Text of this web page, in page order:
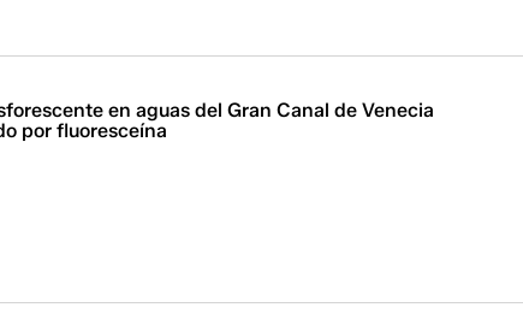
en aguas del Gran Canal de Venecia
por fluoresceína